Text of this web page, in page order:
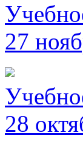
27
28